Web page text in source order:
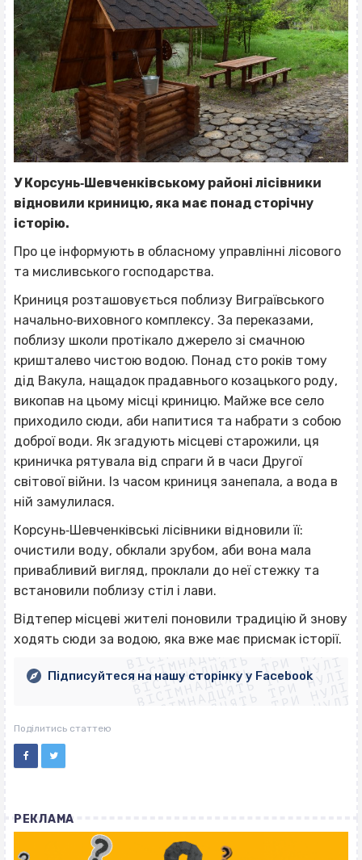
У Корсунь‐Шевченківському районі лісівники
відновили криницю, яка має понад сторічну
історію.
Про це інформують в обласному управлінні лісового
та мисливського господарства.
Криниця розташовується поблизу Виграївського
начально‐виховного комплексу. За переказами,
поблизу школи протікало джерело зі смачною
кришталево чистою водою. Понад сто років тому
дід Вакула, нащадок прадавнього козацького роду,
викопав на цьому місці криницю. Майже все село
приходило сюди, аби напитися та набрати з собою
доброї води. Як згадують місцеві старожили, ця
криничка рятувала від спраги й в часи Другої
світової війни. Із часом криниця занепала, а вода в
ній замулилася.
Корсунь‐Шевченківські лісівники відновили її:
очистили воду, обклали зрубом, аби вона мала
привабливий вигляд, проклали до неї стежку та
встановили поблизу стіл і лави.
Відтепер місцеві жителі поновили традицію й знову
ходять сюди за водою, яка вже має присмак історії.
ВІСІМНАДЦЯТЬ ТРИ НУЛІ
ВІСІМНАДЦЯТЬ ТРИ НУЛІ
ВІСІМНАДЦЯТЬ ТРИ НУЛІ
ВІСІМНАДЦЯТЬ ТРИ НУЛІ
ВІСІМНАДЦЯТЬ ТРИ НУЛІ
ВІСІМНАДЦЯТЬ ТРИ НУЛІ
ВІСІМНАДЦЯТЬ ТРИ НУЛІ
ВІСІМНАДЦЯТЬ ТРИ НУЛІ
Підписуйтеся на нашу сторінку у Facebook
Поділитись статтею
РЕКЛАМА